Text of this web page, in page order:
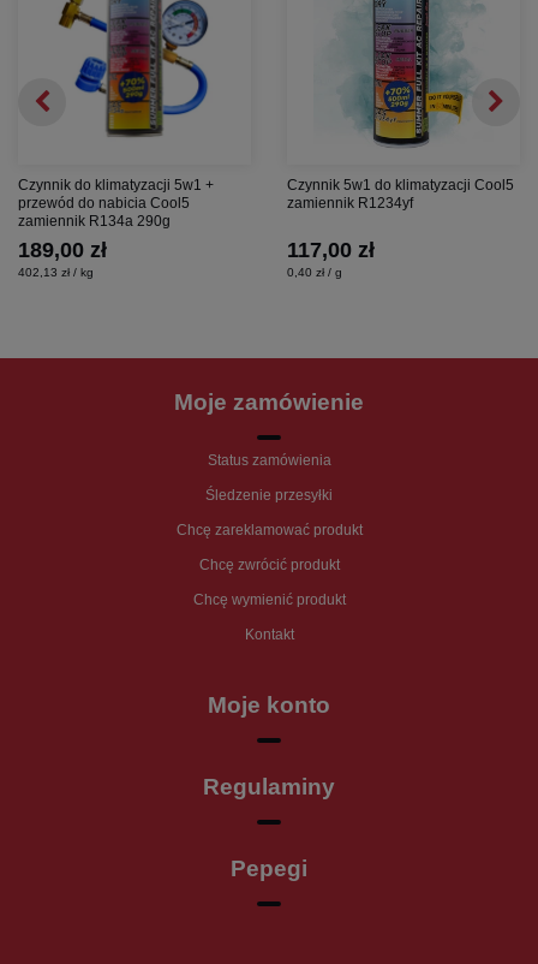
Czynnik do klimatyzacji 5w1 +
przewód do nabicia Cool5
zamiennik R134a 290g
189,00 zł
402,13 zł / kg
Czynnik 5w1 do klimatyzacji Cool5
zamiennik R1234yf
117,00 zł
0,40 zł / g
Moje zamówienie
Status zamówienia
Śledzenie przesyłki
Chcę zareklamować produkt
Chcę zwrócić produkt
Chcę wymienić produkt
Kontakt
Moje konto
Regulaminy
Pepegi